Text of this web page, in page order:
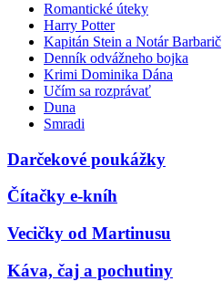
Romantické úteky
Harry Potter
Kapitán Stein a Notár Barbarič
Denník odvážneho bojka
Krimi Dominika Dána
Učím sa rozprávať
Duna
Smradi
Darčekové poukážky
Čítačky e-kníh
Vecičky od Martinusu
Káva, čaj a pochutiny